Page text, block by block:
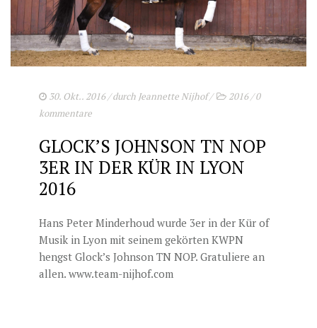
VIDEOS
EU-STATION
ALLGEMEINE GESCHÄFTSBEDINGUNGEN
BESTELLFORMULAR
STUTENBETREUUNG
AKTUELLES
KONTAKT
30. Okt.. 2016/ durch Jeannette Nijhof/ 2016/0
kommentare
GLOCK’S JOHNSON TN NOP
3ER IN DER KÜR IN LYON
2016
Hans Peter Minderhoud wurde 3er in der Kür of
Musik in Lyon mit seinem gekörten KWPN
hengst Glock’s Johnson TN NOP. Gratuliere an
allen. www.team-nijhof.com